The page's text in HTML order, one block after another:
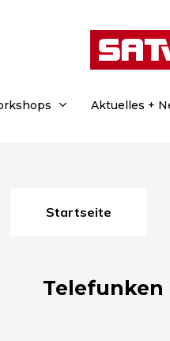
Aktuelles +
Startseite
Telefunken